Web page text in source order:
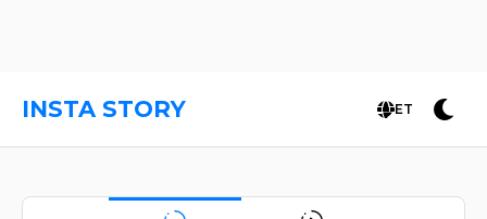
INSTA STORY ET